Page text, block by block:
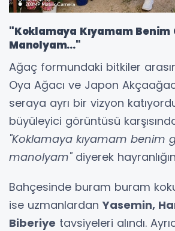
"Koklamaya Kıyamam Benim
Manolyam..."
Ağaç formundaki bitkiler
Oya Ağacı ve Japon
seraya ayrı bir vizyon
büyüleyici görüntüsü
"Koklamaya kıyamam benim
manolyam"diyerek
Bahçesinde buram buram
ise uzmanlardan Yasemin,
Biberiye tavsiyeleri alındı.